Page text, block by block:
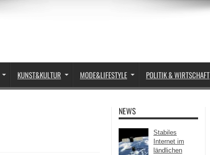
KUNST&KULTUR MODE&LIFESTYLE POLITIK & WIRTSCHAFT
NEWS
Stabiles
Internet im
ländlichen